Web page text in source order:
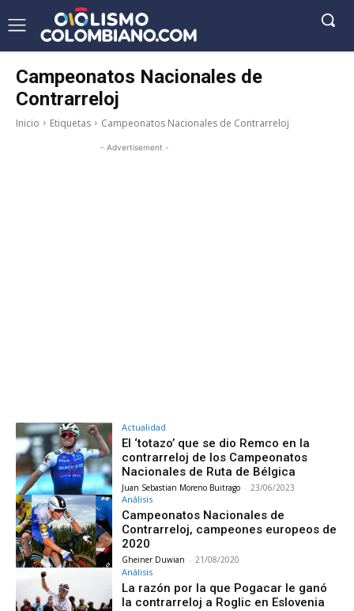
Campeonatos Nacionales de
Contrarreloj
Inicio Etiquetas Campeonatos Nacionales de Contrarreloj
- Advertisement -
Actualidad
El ‘totazo’ que se dio Remco en la
contrarreloj de los Campeonatos
Nacionales de Ruta de Bélgica
Juan Sebastian Moreno Buitrago - 23/06/2023
Análisis
Campeonatos Nacionales de
Contrarreloj, campeones europeos de
2020
Gheiner Duwian - 21/08/2020
Análisis
La razón por la que Pogacar le ganó
la contrarreloj a Roglic en Eslovenia